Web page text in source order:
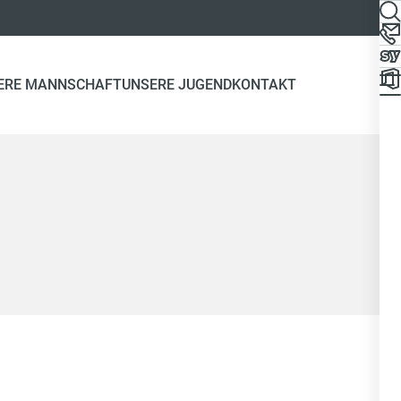
MANNSCHAFTUNSERE JUGENDKONTAKT